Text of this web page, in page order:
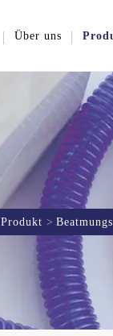
Über uns
Produkt